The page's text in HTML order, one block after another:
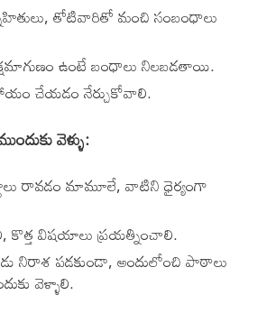
తోటివారితో మంచి సంబంధాలు
ఉంటే బంధాలు నిలబడతాయి.
చేయడం నేర్చుకోవాలి.
వెళ్ళు:
రావడం మామూలే, వాటిని ధైర్యంగా
కొత్త విషయాలు ప్రయత్నించాలి.
నిరాశ పడకుండా, అందులోంచి పాఠాలు
వెళ్ళాలి.